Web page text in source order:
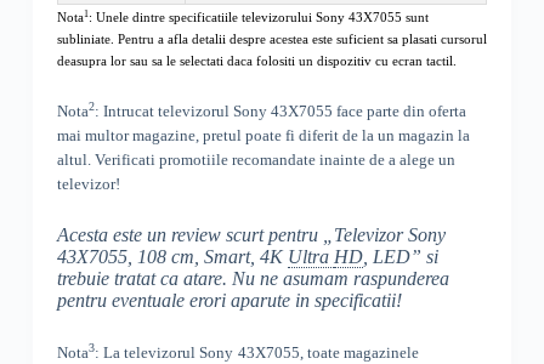
Nota1: Unele dintre specificatiile televizorului Sony 43X7055 sunt
subliniate. Pentru a afla detalii despre acestea este suficient sa plasati cursorul
deasupra lor sau sa le selectati daca folositi un dispozitiv cu ecran tactil.
Nota2: Intrucat televizorul Sony 43X7055 face parte din oferta
mai multor magazine, pretul poate fi diferit de la un magazin la
altul. Verificati promotiile recomandate inainte de a alege un
televizor!
Acesta este un review scurt pentru „ Televizor Sony
43X7055, 108 cm, Smart, 4K Ultra HD, LED” si
trebuie tratat ca atare. Nu ne asumam raspunderea
pentru eventuale erori aparute in specificatii!
Nota3: La televizorul Sony 43X7055, toatemagazinele